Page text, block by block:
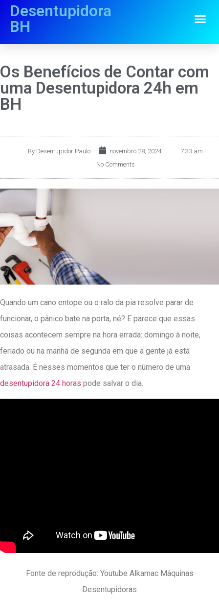
Desentupidora
BH
Os Benefícios de Contar com
uma Desentupidora 24h em
BH
By Desentupidor Paulo novembro 28, 2024
7:33 am
No Comments
Quando um cano entope ou o ralo da pia resolve parar de
funcionar, o pânico bate na porta, né? E parece que essas
coisas acontecem sempre na hora errada: domingo à noite,
feriado ou na manhã de segunda em que a gente já está
atrasada. É nesses momentos que ter o número de uma
desentupidora 24 horas pode salvar o dia.
Fonte de reprodução: Youtube Alkamac Máquinas
Desentupidoras